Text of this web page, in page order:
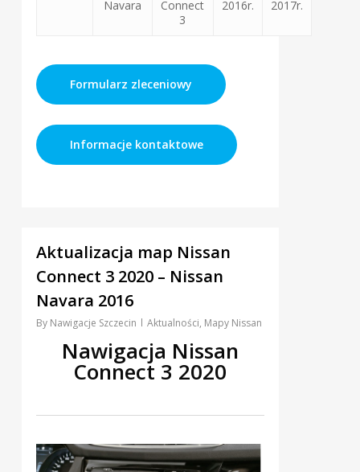
Navara
Connect
3
2016r. 2017r.
Formularz zleceniowy
Informacje kontaktowe
Aktualizacja map Nissan
Connect 3 2020 – Nissan
Navara 2016
By Nawigacje Szczecin Aktualności, Mapy Nissan
Nawigacja Nissan
Connect 3 2020